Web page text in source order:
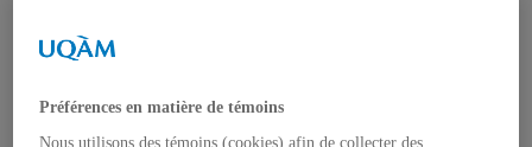
Histoire de l’art
HAR2644 – Animation, communications,
Préférences en matière de témoins
Nous utilisons des témoins (cookies) afin de collecter des